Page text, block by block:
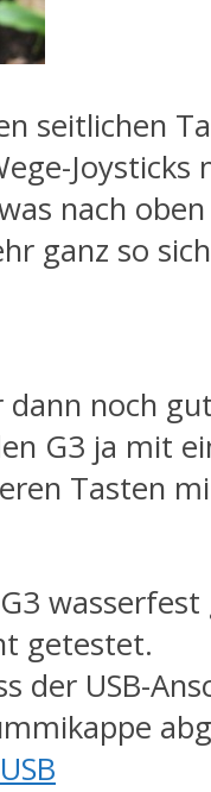
seitlichen
Joysticks
nach
ganz so
dann noch
G3 ja mit
Tasten
wasserfest
getestet.
der USB-